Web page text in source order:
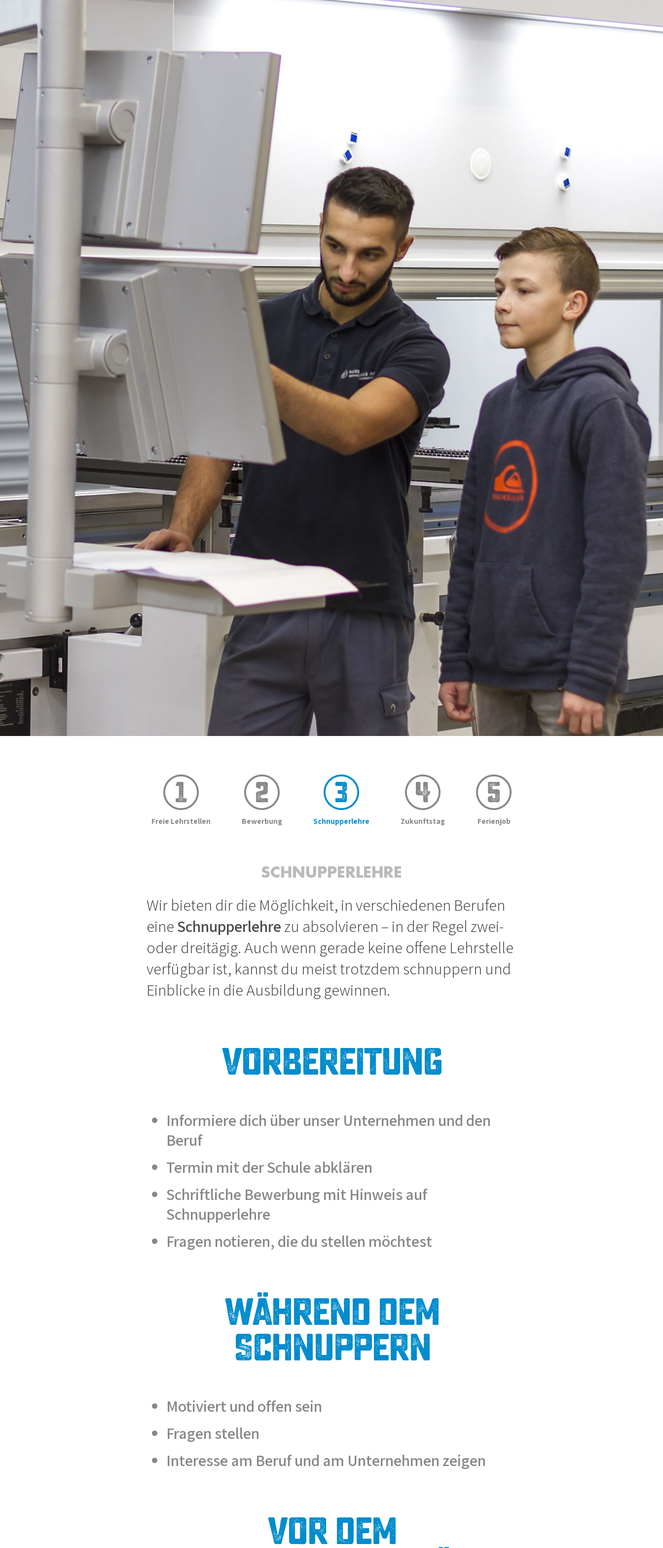
Freie Lehrstellen Bewerbung Schnupperlehre Zukunftstag Ferienjob
SCHNUPPERLEHRE
Wir bieten dir die Möglichkeit, in verschiedenen Berufen
eineSchnupperlehrezu absolvieren – in der Regel zwei-
oder dreitägig. Auch wenn gerade keine offene Lehrstelle
verfügbar ist, kannst du meist trotzdem schnuppern und
Einblicke in die Ausbildung gewinnen.
Vorbereitung
Informiere dich über unser Unternehmen und den
Beruf
Termin mit der Schule abklären
Schriftliche Bewerbung mit Hinweis auf
Schnupperlehre
Fragen notieren, die du stellen möchtest
Während dem
Schnuppern
Motiviert und offen sein
Fragen stellen
Interesse am Beruf und am Unternehmen zeigen
Vor dem